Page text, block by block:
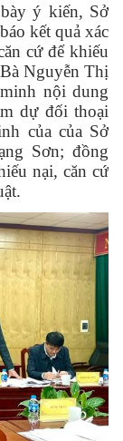
ý kiến, Sở
kết quả xác
cứ để khiếu
Bà Nguyễn Thị
nội dung
dự đối thoại
của của Sở
Sơn; đồng
nại, căn cứ